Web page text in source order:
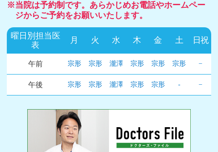
※当院は予約制です。あらかじめお電話やホームペー
ジからご予約をお願いいたします。
曜日別担当医
表
月 火 水 木 金 土 日祝
午前 宗形 宗形 瀧澤 宗形 宗形 宗形 −
午後 宗形 宗形 瀧澤 宗形 宗形 - −